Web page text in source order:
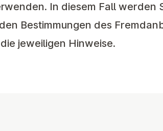
In diesem Fall werden
Bestimmungen des
jeweiligen Hinweise.